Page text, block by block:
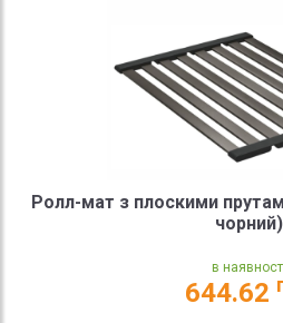
Ролл-мат з плоскими
чорний)
в
644.62